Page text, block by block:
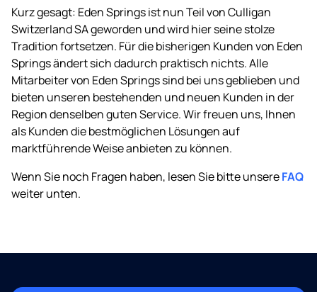
Kurz gesagt: Eden Springs ist nun Teil von Culligan
Switzerland SA geworden und wird hier seine stolze
Tradition fortsetzen. Für die bisherigen Kunden von Eden
Springs ändert sich dadurch praktisch nichts. Alle
Mitarbeiter von Eden Springs sind bei uns geblieben und
bieten unseren bestehenden und neuen Kunden in der
Region denselben guten Service. Wir freuen uns, Ihnen
als Kunden die bestmöglichen Lösungen auf
marktführende Weise anbieten zu können.
Wenn Sie noch Fragen haben, lesen Sie bitte unsereFAQ
weiter unten.